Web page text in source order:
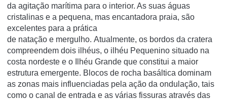
da agitação marítima para o interior. As suas águas
cristalinas e a pequena, mas encantadora praia, são
excelentes para a prática
de natação e mergulho. Atualmente, os bordos da cratera
compreendem dois ilhéus, o ilhéu Pequenino situado na
costa nordeste e o Ilhéu Grande que constitui a maior
estrutura emergente. Blocos de rocha basáltica dominam
as zonas mais influenciadas pela ação da ondulação, tais
como o canal de entrada e as várias fissuras através das